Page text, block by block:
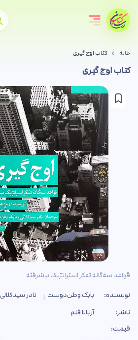
خانه کتاب اوج گیری
کتاب اوج گیری
قواعد سه‌گانه تفکر استراتژیک پیشرفته
نویسنده: بابک وطن‌دوست نادر سیدکلالی
ناشر:
آریانا قلم
قیمت: